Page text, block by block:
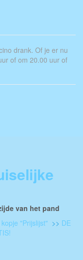
drank. Of je er nu
of om 20.00 uur of
van het pand
"Prijslijst" >> DE